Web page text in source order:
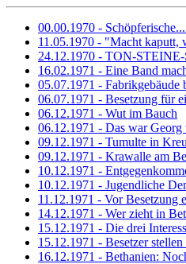
00.00.1970 -
11.05.1970 - "Macht kaputt,
24.12.1970 - TON-
16.02.1971 - Eine Band
05.07.1971 - Fabrikgebäude
06.07.1971 - Besetzung für
06.12.1971 - Wut im Bauch
06.12.1971 - Das war Georg
09.12.1971 - Tumulte in
09.12.1971 - Krawalle am
10.12.1971 -
10.12.1971 - Jugendliche
11.12.1971 - Vor Besetzung
14.12.1971 - Wer zieht in
15.12.1971 - Die drei
15.12.1971 - Besetzer
16.12.1971 - Bethanien: